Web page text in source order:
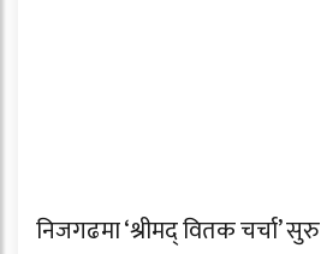
निजगढमा ‘श्रीमद् वितक चर्चा’ सुरु